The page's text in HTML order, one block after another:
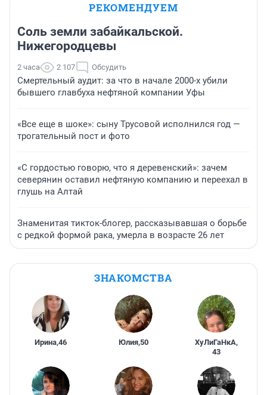
РЕКОМЕНДУЕМ
Соль земли забайкальской.
Нижегородцевы
2 часа 2 107 Обсудить
Смертельный аудит: за что в начале 2000-х убили
бывшего главбуха нефтяной компании Уфы
«Все еще в шоке»: сыну Трусовой исполнился год —
трогательный пост и фото
«С гордостью говорю, что я деревенский»: зачем
северянин оставил нефтяную компанию и переехал в
глушь на Алтай
Знаменитая тикток-блогер, рассказывавшая о борьбе
с редкой формой рака, умерла в возрасте 26 лет
ЗНАКОМСТВА
Ирина,46 Юлия,50 ХуЛиГаНкА,
43